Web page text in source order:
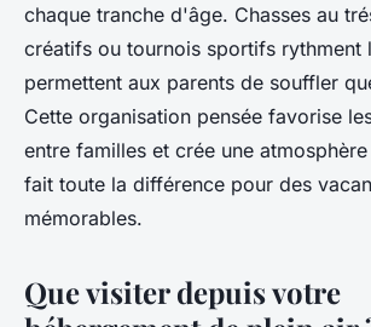
chaque tranche d'âge. Chasses au
créatifs ou tournois sportifs rythment
permettent aux parents de souffler
Cette organisation pensée favorise
entre familles et crée une
fait toute la différence pour des
mémorables.
Que visiter depuis votre